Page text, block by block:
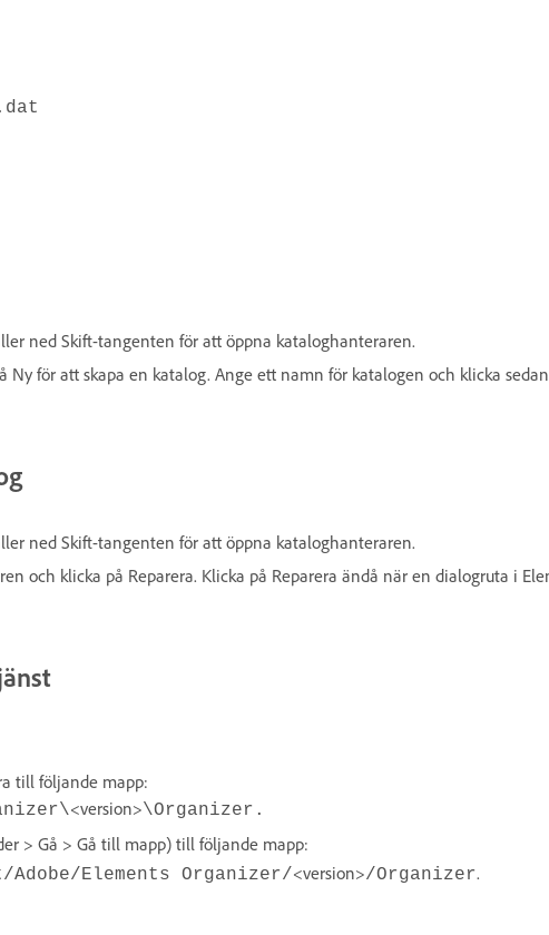
ned Skift-tangenten för att öppna kataloghanteraren.
för att skapa en katalog. Ange ett namn för katalogen och klicka
ned Skift-tangenten för att öppna kataloghanteraren.
och klicka på Reparera. Klicka på Reparera ändå när en dialogruta i
till följande mapp:
<version>\Organizer.
> Gå > Gå till mapp) till följande mapp:
Elements Organizer/<version>/Organizer.